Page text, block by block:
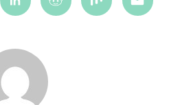
LinkedinRedditMix